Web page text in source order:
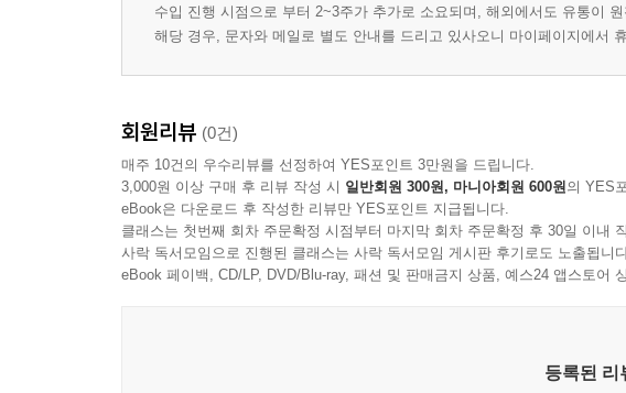
수입 진행 시점으로 부터 2~3주가 추가로 소요되며, 해외에서도 유통이
해당 경우, 문자와 메일로 별도 안내를 드리고 있사오니 마이페이지에서
회원리뷰 (0건)
매주 10건의 우수리뷰를 선정하여 YES포인트 3만원을 드립니다.
3,000원 이상 구매 후 리뷰 작성 시 일반회원 300원, 마니아회원 600원의 YES
eBook은 다운로드 후 작성한 리뷰만 YES포인트 지급됩니다.
클래스는 첫번째 회차 주문확정 시점부터 마지막 회차 주문확정 후 30일 이내
사락 독서모임으로 진행된 클래스는 사락 독서모임 게시판 후기로도 노출됩니
eBook 페이백, CD/LP, DVD/Blu-ray, 패션 및 판매금지 상품, 예스24 앱스토어
등록된 리